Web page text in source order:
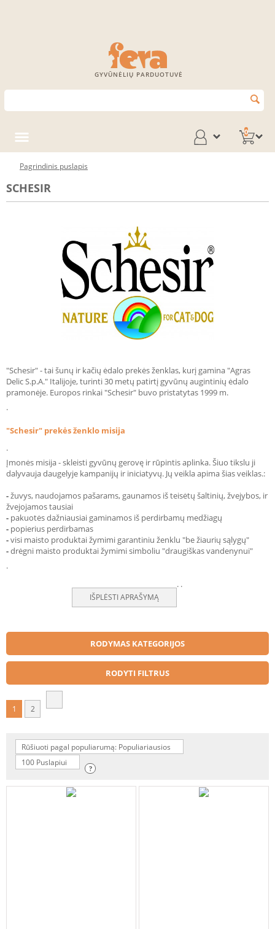
GYVŪNĖLIŲ PARDUOTUVĖ
0
Pagrindinis puslapis
SCHESIR
"Schesir" - tai šunų ir kačių ėdalo prekės ženklas, kurį gamina "Agras
Delic S.p.A." Italijoje, turinti 30 metų patirtį gyvūnų augintinių ėdalo
pramonėje. Europos rinkai "Schesir" buvo pristatytas 1999 m.
.
"Schesir" prekės ženklo misija
.
Įmonės misija - skleisti gyvūnų gerovę ir rūpintis aplinka. Šiuo tikslu ji
dalyvauja daugelyje kampanijų ir iniciatyvų. Jų veikla apima šias veiklas.:
-žuvys, naudojamos pašarams, gaunamos iš teisėtų šaltinių, žvejybos, ir
žvejojamos tausiai
- pakuotės dažniausiai gaminamos iš perdirbamų medžiagų
- popierius perdirbamas
-visi maisto produktai žymimi garantiniu ženklu "be žiaurių sąlygų"
-drėgni maisto produktai žymimi simboliu "draugiškas vandenynui"
.
IŠPLĖSTI APRAŠYMĄ
. .
RODYMAS KATEGORIJOS
RODYTI FILTRUS
1 2
Rūšiuoti pagal populiarumą: Populiariausios
100 Puslapiui
?